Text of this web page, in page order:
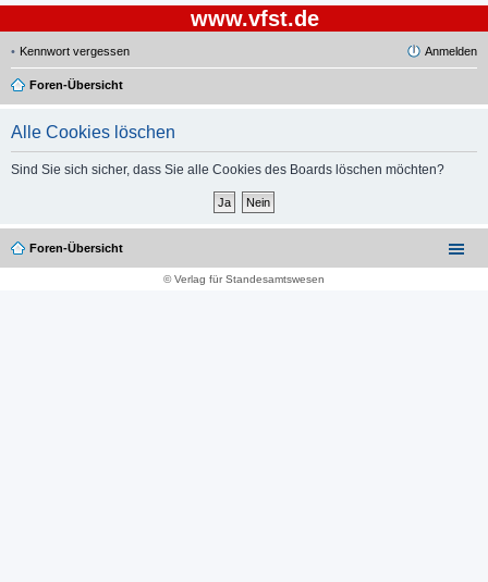
www.vfst.de
Kennwort vergessen Anmelden
Foren-Übersicht
Alle Cookies löschen
Sind Sie sich sicher, dass Sie alle Cookies des Boards löschen möchten?
Foren-Übersicht
© Verlag für Standesamtswesen